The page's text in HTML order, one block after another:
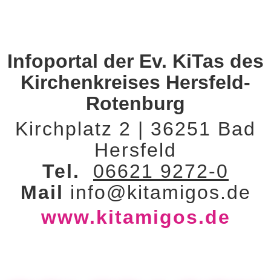
Infoportal der Ev. KiTas des
Kirchenkreises Hersfeld-
Rotenburg
Kirchplatz 2 | 36251 Bad
Hersfeld
Tel. 06621 9272-0
Mail info@kitamigos.de
www.kitamigos.de